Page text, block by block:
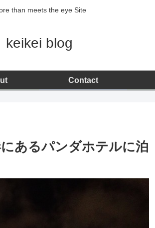
than meets the eye Site
keikei blog
Contact
あるパンダホテルに泊